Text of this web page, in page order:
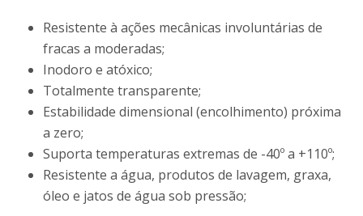
Resistente à ações mecânicas involuntárias de
fracas a moderadas;
Inodoro e atóxico;
Totalmente transparente;
Estabilidade dimensional (encolhimento) próxima
a zero;
Suporta temperaturas extremas de -40º a +110º;
Resistente a água, produtos de lavagem, graxa,
óleo e jatos de água sob pressão;